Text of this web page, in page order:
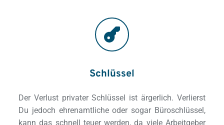
Schlüssel
Der Verlust privater Schlüssel ist ärgerlich. Verlierst
Du jedoch ehrenamtliche oder sogar Büroschlüssel,
kann das schnell teuer werden, da viele Arbeitgeber